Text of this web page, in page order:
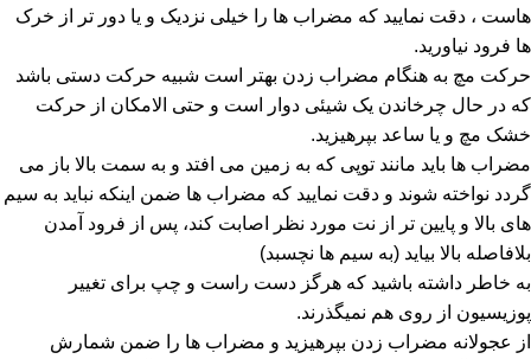
هاست ، دقت نمایید که مضراب ها را خیلی نزدیک و یا دور تر از خرک
ها فرود نیاورید.
حرکت مچ به هنگام مضراب زدن بهتر است شبیه حرکت دستی باشد
که در حال چرخاندن یک شیئی دوار است و حتی الامکان از حرکت
خشک مچ و یا ساعد بپرهیزید.
مضراب ها باید مانند توپی که به زمین می افتد و به سمت بالا باز می
گردد نواخته شوند و دقت نمایید که مضراب ها ضمن اینکه نباید به سیم
های بالا و پایین تر از نت مورد نظر اصابت کند، پس از فرود آمدن
بلافاصله بالا بیاید (به سیم ها نچسبد)
به خاطر داشته باشید که هرگز دست راست و چپ برای تغییر
پوزیسیون از روی هم نمیگذرند.
از عجولانه مضراب زدن بپرهیزید و مضراب ها را ضمن شمارش